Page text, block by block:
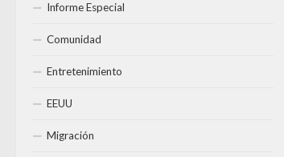
Informe Especial
Comunidad
Entretenimiento
EEUU
Migración